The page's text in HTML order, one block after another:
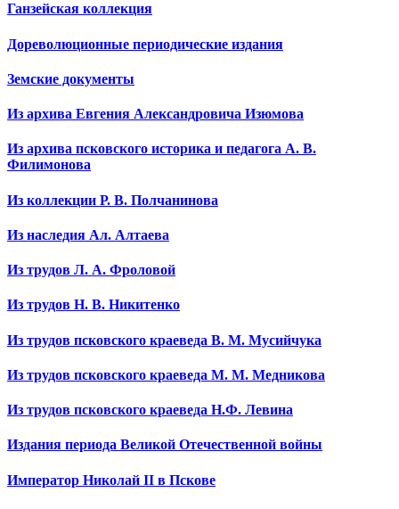
Ганзейская коллекция
Дореволюционные периодические издания
Земские документы
Из архива Евгения Александровича Изюмова
Из архива псковского историка и педагога А. В.
Филимонова
Из коллекции Р. В. Полчанинова
Из наследия Ал. Алтаева
Из трудов Л. А. Фроловой
Из трудов Н. В. Никитенко
Из трудов псковского краеведа В. М. Мусийчука
Из трудов псковского краеведа М. М. Медникова
Из трудов псковского краеведа Н.Ф. Левина
Издания периода Великой Отечественной войны
Император Николай II в Пскове